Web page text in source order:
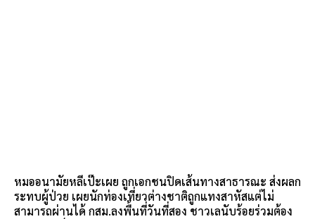
หมออนามัยหลีเป๊ะเผย ถูกเอกชนปิดเส้นทางสาธารณะ ส่งผลก
ระทบผู้ป่วย เผยนักท่องเที่ยวต่างชาติถูกแทงสาหัสแต่ไม่
สามารถผ่านได้ กสม.ลงพื้นที่วันที่สอง ชาวเลนับร้อยร่วมต้อง